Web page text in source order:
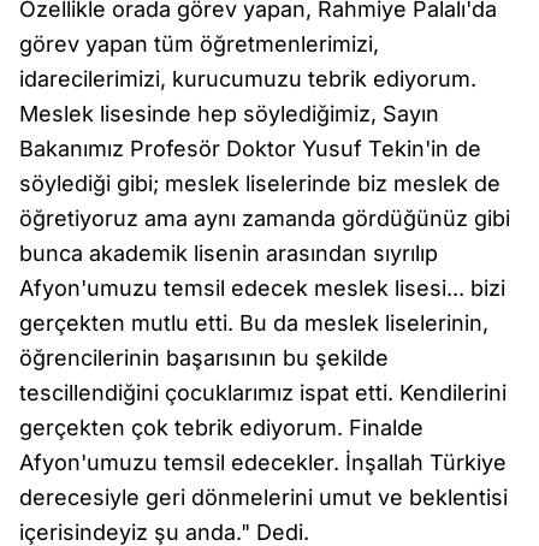
Özellikle orada görev yapan, Rahmiye Palalı'da
görev yapan tüm öğretmenlerimizi,
idarecilerimizi, kurucumuzu tebrik ediyorum.
Meslek lisesinde hep söylediğimiz, Sayın
Bakanımız Profesör Doktor Yusuf Tekin'in de
söylediği gibi; meslek liselerinde biz meslek de
öğretiyoruz ama aynı zamanda gördüğünüz gibi
bunca akademik lisenin arasından sıyrılıp
Afyon'umuzu temsil edecek meslek lisesi... bizi
gerçekten mutlu etti. Bu da meslek liselerinin,
öğrencilerinin başarısının bu şekilde
tescillendiğini çocuklarımız ispat etti. Kendilerini
gerçekten çok tebrik ediyorum. Finalde
Afyon'umuzu temsil edecekler. İnşallah Türkiye
derecesiyle geri dönmelerini umut ve beklentisi
içerisindeyiz şu anda." Dedi.